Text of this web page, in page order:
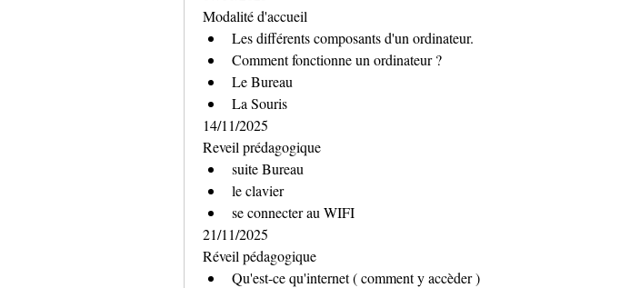
Modalité d'accueil
Les différents composants d'un ordinateur.
Comment fonctionne un ordinateur ?
Le Bureau
La Souris
14/11/2025
Reveil prédagogique
suite Bureau
le clavier
se connecter au WIFI
21/11/2025
Réveil pédagogique
Qu'est-ce qu'internet ( comment y accèder )